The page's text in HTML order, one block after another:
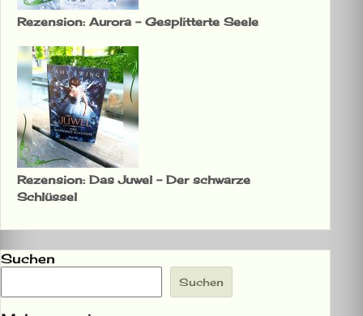
Rezension: Aurora – Gesplitterte Seele
Rezension: Das Juwel – Der schwarze
Schlüssel
Suchen
Suchen